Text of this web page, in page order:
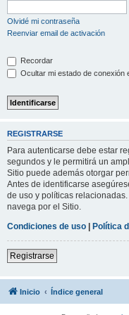
Olvidé mi contraseña
Reenviar email de activación
Recordar
Ocultar mi estado de conexión
REGISTRARSE
Para autenticarse debe estar
segundos y le permitirá un
Sitio puede además otorgar
Antes de identificarse
de uso y políticas
navega por el Sitio.
Condiciones de uso | Política
Registrarse
Inicio Índice general